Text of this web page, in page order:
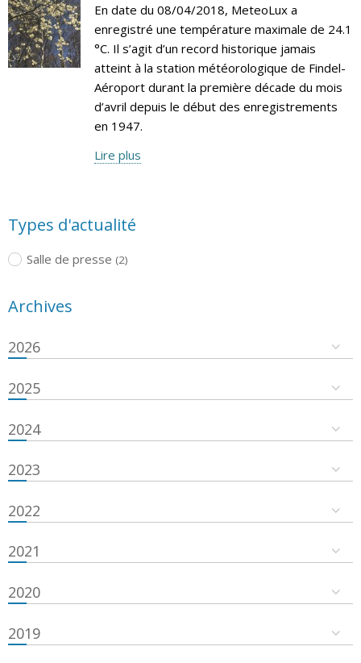
En date du 08/04/2018, MeteoLux a
enregistré une température maximale de 24.1
°C. Il s’agit d’un record historique jamais
atteint à la station météorologique de Findel-
Aéroport durant la première décade du mois
d’avril depuis le début des enregistrements
en 1947.
Lire plus
Types d'actualité
Salle de presse (2)
Archives
2026
2025
2024
2023
2022
2021
2020
2019